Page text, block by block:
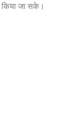
जा सके।